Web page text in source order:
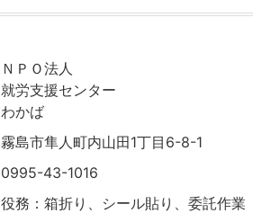
ＮＰＯ法人
就労支援センター
わかば
霧島市隼人町内山田1丁目6-8-1
0995-43-1016
役務：箱折り、シール貼り、委託作業